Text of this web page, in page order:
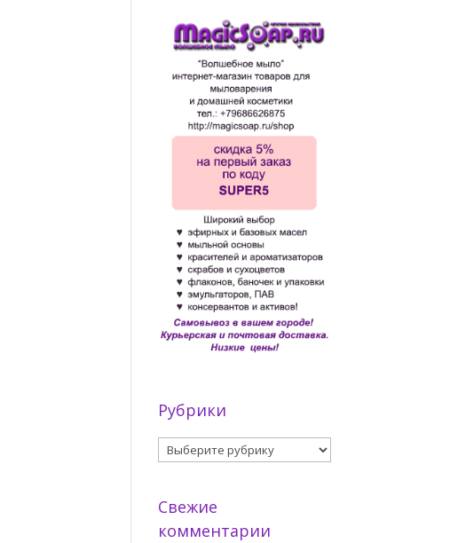
Рубрики
Рубрики
Свежие
комментарии